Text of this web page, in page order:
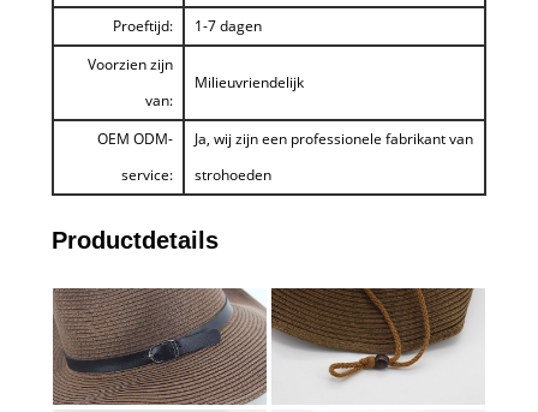
Proeftijd:
1-7 dagen
Voorzien zijn
van:
Milieuvriendelijk
OEM ODM-
service:
Ja, wij zijn een professionele fabrikant van
strohoeden
Productdetails